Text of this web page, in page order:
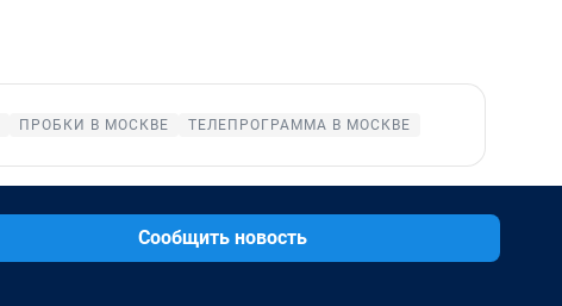
ПРОБКИ В МОСКВЕ ТЕЛЕПРОГРАММА В МОСКВЕ
Сообщить новость